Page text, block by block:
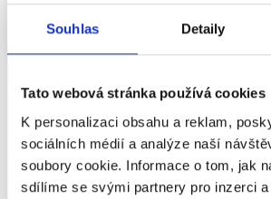
Souhlas Detaily
Tato webová stránka používá cookies
K personalizaci obsahu a reklam,
sociálních médií a analýze naší
soubory cookie. Informace o tom, jak
sdílíme se svými partnery pro inzerci
úspěchy i neúspěchy… Je to...
ČÍST VÍCE